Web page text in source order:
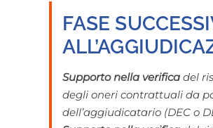
FASE
Supporto nella verificadel
degli oneri contrattuali da
dell’aggiudicatario (DEC o